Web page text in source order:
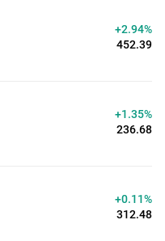
+2.94%
452.39
+1.35%
236.68
+0.11%
312.48